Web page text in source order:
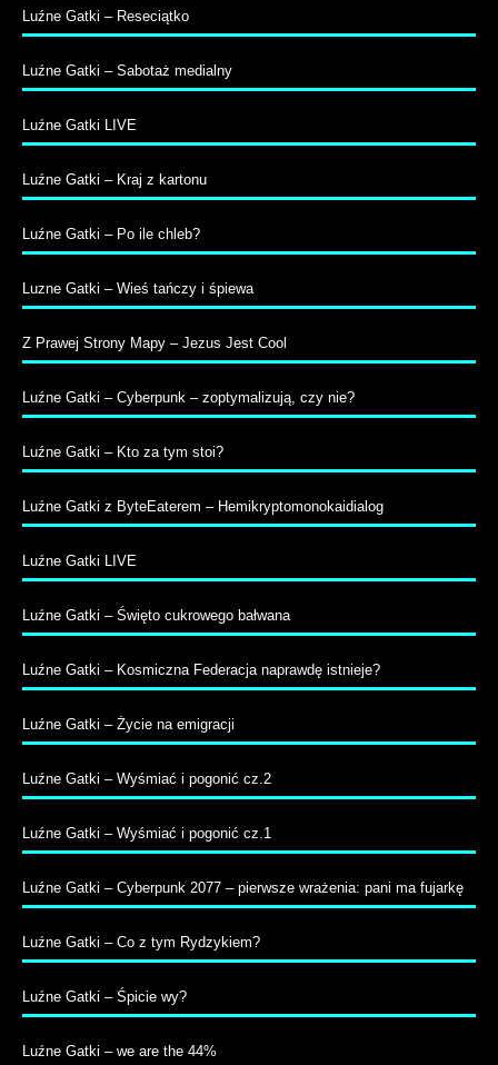
Luźne Gatki – Reseciątko
Luźne Gatki – Sabotaż medialny
Luźne Gatki LIVE
Luźne Gatki – Kraj z kartonu
Luźne Gatki – Po ile chleb?
Luzne Gatki – Wieś tańczy i śpiewa
Z Prawej Strony Mapy – Jezus Jest Cool
Luźne Gatki – Cyberpunk – zoptymalizują, czy nie?
Luźne Gatki – Kto za tym stoi?
Luźne Gatki z ByteEaterem – Hemikryptomonokaidialog
Luźne Gatki LIVE
Luźne Gatki – Święto cukrowego bałwana
Luźne Gatki – Kosmiczna Federacja naprawdę istnieje?
Luźne Gatki – Życie na emigracji
Luźne Gatki – Wyśmiać i pogonić cz.2
Luźne Gatki – Wyśmiać i pogonić cz.1
Luźne Gatki – Cyberpunk 2077 – pierwsze wrażenia: pani ma fujarkę
Luźne Gatki – Co z tym Rydzykiem?
Luźne Gatki – Śpicie wy?
Luźne Gatki – we are the 44%